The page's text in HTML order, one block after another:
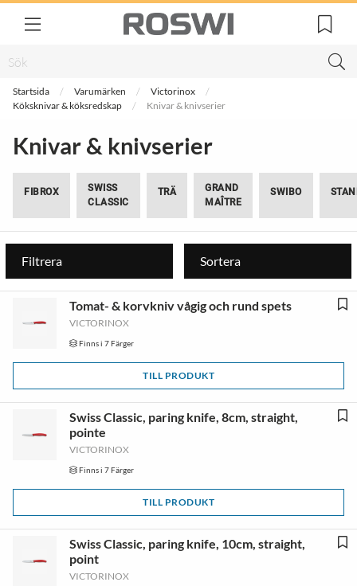
Startsida Varumärken
Victorinox
Köksknivar & köksredskap
Knivar & knivserier
Knivar & knivserier
FIBROX
SWISS
CLASSIC
TRÄ
GRAND
MAÎTRE
SWIBO
Filtrera Sortera
Tomat- & korvkniv vågig och rund spets
VICTORINOX
Finns i 7 Färger
TILL PRODUKT
Swiss Classic, paring knife, 8cm, straight,
pointe
VICTORINOX
Finns i 7 Färger
TILL PRODUKT
Swiss Classic, paring knife, 10cm, straight,
point
VICTORINOX